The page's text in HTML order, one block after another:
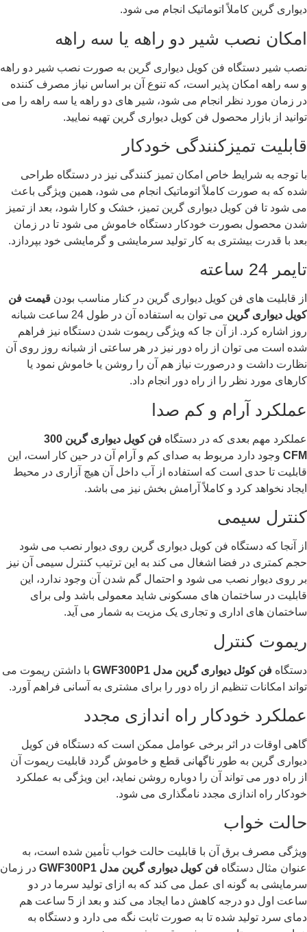
دیواری گرین کاملاً اتوماتیک انجام می شود.
امکان نصب شیر دو راهه یا سه راهه
نصب شیر دستگاه فن کویل دیواری گرین به صورت نصب شیر دو راهه
و سه راهه امکان پذیر است، که تنوع آن بر اساس نیاز مصرف کننده
در زمان مورد نظر انجام می شود، شیر های دو راهه یا سه راهه را می
توانید از بازار محصول فن کویل دیواری گرین تهیه نمایید.
قابلیت تمیزکنندگی خودکار
با توجه به شرایط خاص امکان تمیز کنندگی نیز در دستگاه طراحی
شده که به صورت کاملاً اتوماتیک انجام می شود، همین ویژگی باعث
می شود تا فن کویل دیواری گرین تمیز، خشک و کارا شود، بعد از تمیز
شدن محصول بصورت خودکار دستگاه خاموش می شود تا در زمان
بعد با قدرت بیشتری به کار تولید سرمایشی و گرمایشی خود بپردازد.
تایمر 24 ساعته
از قابلیت های فن کویل دیواری گرین در کنار مناسب بودن قیمت فن
کویل دیواری گرین
می توان به استفاده آن در طول 24 ساعت شبانه
روز اشاره کرد. از آن جا که ویژگی ریموت شدن دستگاه نیز فراهم
شده است می توان از راه دور نیز در هر ساعتی از شبانه روز روی آن
نظارت داشت و درصورت نیاز هم آن را روشن یا خاموش نمود یا
کارهای مورد نظر را از راه دور انجام داد.
عملکرد آرام و کم صدا
عملکرد مهم بعدی که در دستگاه
فن کویل دیواری گرین 300
CFM وجود دارد مربوط به صدای کم و آرام آن در حین کار است، این
قابلیت تا حدی است که استفاده از آب داخل آن هیچ آزاری در محیط
ایجاد نخواهد کرد و کاملاً آرامش بخش نیز می باشد.
کنترل سیمی
از آنجا که دستگاه فن کویل دیواری گرین روی دیوار نصب می شود
حجم کمتری در فضا اشغال می کند به این ترتیب کنترل سیمی آن نیز
بر روی دیوار نصب می شود و احتمال گم شدن آن وجود ندارد، این
قابلیت در ساختمان های مسکونی شاید معمولی باشد ولی برای
ساختمان های اداری و تجاری یک مزیت به شمار می آید.
ریموت کنترل
دستگاه فن کوئل دیواری گرین مدل GWF300P1 با داشتن ریموت می
تواند امکانات تنظیم از راه دور را برای مشتری به آسانی فراهم آورد.
عملکرد خودکار راه اندازی مجدد
گاهی اوقات در اثر برخی عوامل ممکن است که دستگاه فن کویل
دیواری گرین به طور ناگهانی قطع و خاموش گردد قابلیت ریموت آن
از راه دور می تواند آن را دوباره روشن نماید، این ویژگی به عملکرد
خودکار راه اندازی مجدد نامگذاری می شود.
حالت خواب
ویژگی مصرف برق آن با قابلیت حالت خواب تأمین شده است، به
عنوان مثال دستگاه فن کویل دیواری گرین مدل GWF300P1 در زمان
سرمایشی به گونه ای عمل می کند که به ازای تولید سرما در دو
ساعت اول دو درجه کاهش دما ایجاد می کند و بعد از 5 ساعت هم
دمای سرد تولید شده تا به صورت ثابت نگه می دارد و دستگاه به